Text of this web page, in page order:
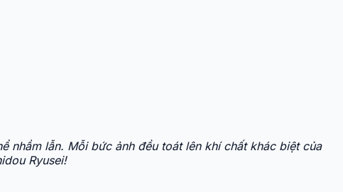
nhầm lẫn. Mỗi bức ảnh đều toát lên khí chất khác biệt của
Ryusei!